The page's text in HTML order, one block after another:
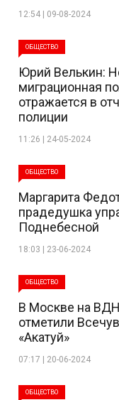
12:54 | 09-08-2024
ОБЩЕСТВО
Юрий Велькин:
миграционная
отражается в
полиции
11:26 | 24-05-2024
ОБЩЕСТВО
Маргарита
прадедушка
Поднебесной
18:03 | 23-06-2024
ОБЩЕСТВО
В Москве на
отметили
«Акатуй»
07:17 | 20-06-2024
ОБЩЕСТВО